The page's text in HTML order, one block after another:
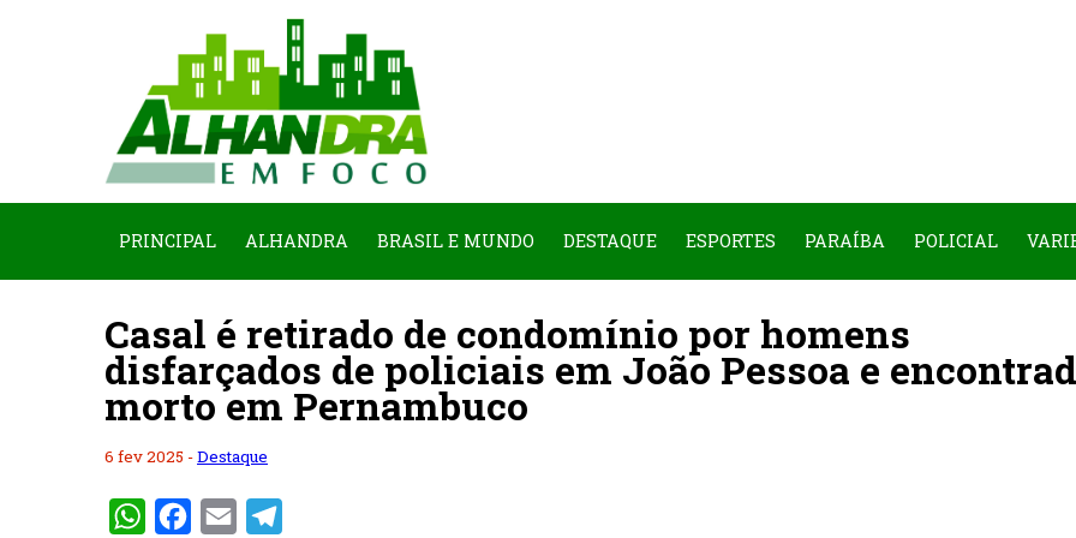
PRINCIPAL ALHANDRA BRASIL E MUNDO DESTAQUE ESPORTES PARAÍBA POLICIAL
Casal é retirado de condomínio por homens
disfarçados de policiais em João Pessoa e
morto em Pernambuco
6 fev 2025 -Destaque
WhatsAppFacebook
Email